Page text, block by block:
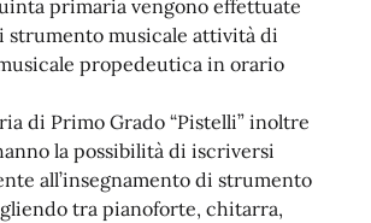
primaria vengono effettuate
strumento musicale attività di
propedeutica in orario
di Primo Grado “Pistelli” inoltre
la possibilità di iscriversi
all’insegnamento di strumento
tra pianoforte, chitarra,